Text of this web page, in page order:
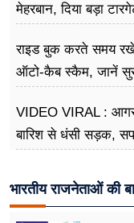
मेहरबान, दिया बड़ा
राइड बुक करते समय रखें
ऑटो-कैब स्कैम, जानें
VIDEO VIRAL :
बारिश से धंसी सड़क,
भारतीय राजनेताओं की